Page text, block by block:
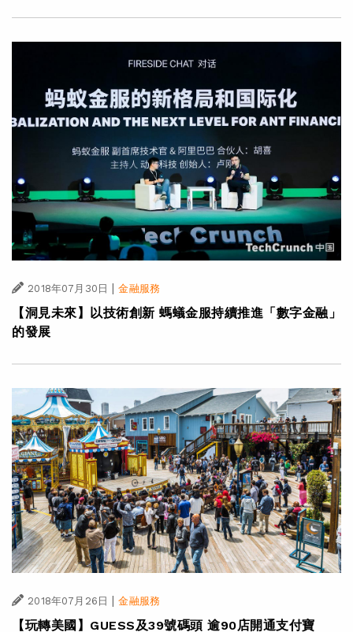
2018年07月30日 | 金融服務
【洞見未來】以技術創新 螞蟻金服持續推進「數字金融」
的發展
2018年07月26日 金融服務
【玩轉美國】GUESS及39號碼頭 逾90店開通支付寶